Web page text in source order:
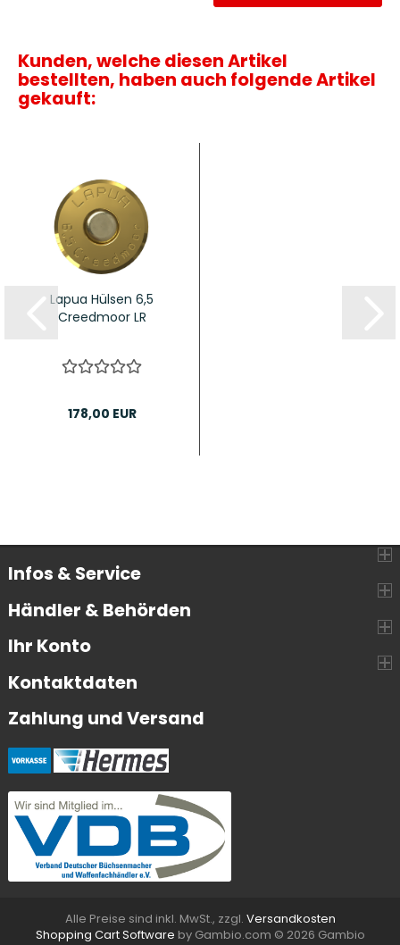
Kunden, welche diesen Artikel
bestellten, haben auch folgende Artikel
gekauft:
Lapua Hülsen 6,5
Creedmoor LR
178,00 EUR
Infos & Service
Händler & Behörden
Ihr Konto
Kontaktdaten
Zahlung und Versand
Alle Preise sind inkl. MwSt., zzgl. Versandkosten
Shopping Cart Software by Gambio.com © 2026 Gambio